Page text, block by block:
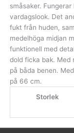
småsaker.
vardagslook. Det
fukt från huden,
medelhöga midjan
funktionell med
dold ficka bak. Med
på båda benen.
på 66 cm.
Storlek